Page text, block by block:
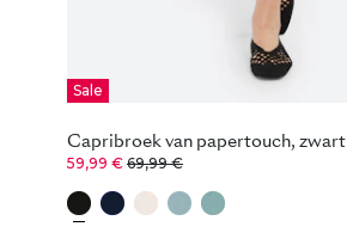
Sale
Capribroek van papertouch, zwart
59,99 € 69,99 €